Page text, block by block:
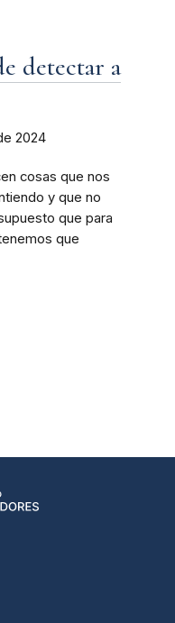
detectar a
2024
cosas que nos
y que no
que para
que